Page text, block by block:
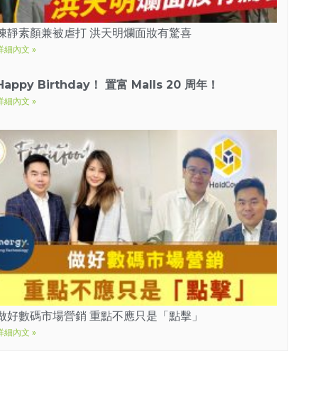
靜素顏兼被虐打 洪天明爛面妝有驚喜
細內文 »
Birthday！ 置富 Malls 20 周年！
細內文 »
好數碼市場營銷 重點不應只是「點擊」
細內文 »